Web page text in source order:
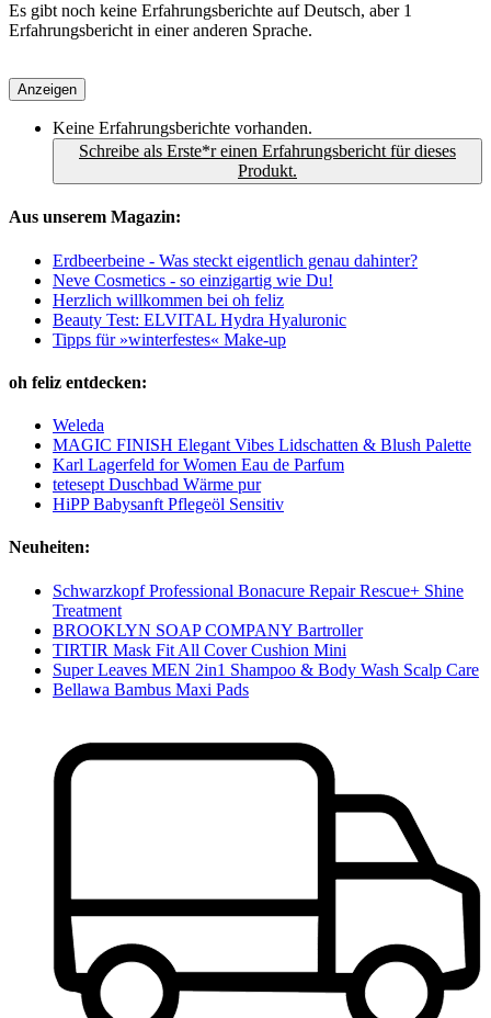
Es gibt noch keine Erfahrungsberichte auf Deutsch, aber 1
Erfahrungsbericht in einer anderen Sprache.
Anzeigen
Keine Erfahrungsberichte vorhanden.
Schreibe als Erste*r einen Erfahrungsbericht für dieses
Produkt.
Aus unserem Magazin:
Erdbeerbeine - Was steckt eigentlich genau dahinter?
Neve Cosmetics - so einzigartig wie Du!
Herzlich willkommen bei oh feliz
Beauty Test: ELVITAL Hydra Hyaluronic
Tipps für »winterfestes« Make-up
oh feliz entdecken:
Weleda
MAGIC FINISH Elegant Vibes Lidschatten & Blush Palette
Karl Lagerfeld for Women Eau de Parfum
tetesept Duschbad Wärme pur
HiPP Babysanft Pflegeöl Sensitiv
Neuheiten:
Schwarzkopf Professional Bonacure Repair Rescue+ Shine
Treatment
BROOKLYN SOAP COMPANY Bartroller
TIRTIR Mask Fit All Cover Cushion Mini
Super Leaves MEN 2in1 Shampoo & Body Wash Scalp Care
Bellawa Bambus Maxi Pads